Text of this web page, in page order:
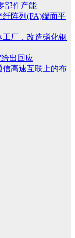
部件产能
纤阵列(FA)端面平
厂，改造磷化铟
出回应
信高速互联上的布